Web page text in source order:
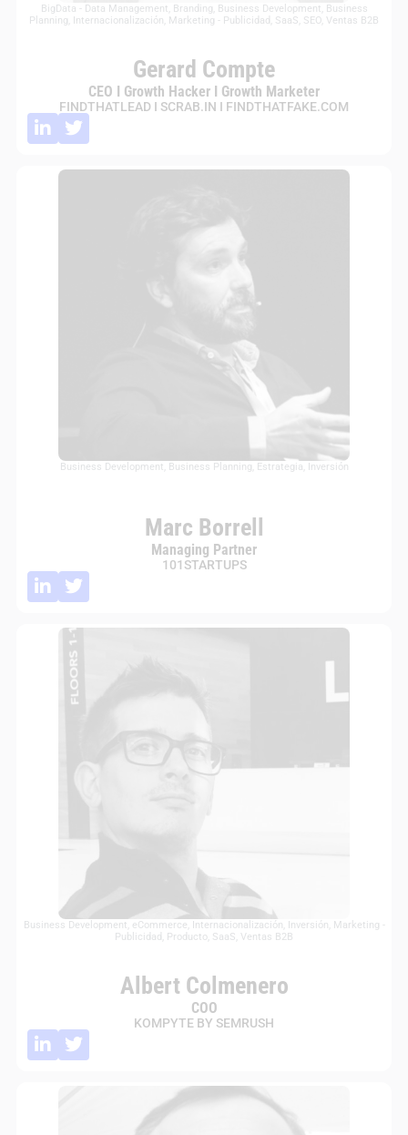
BigData - Data Management Branding Business Development
Business
Planning
Internacionalización Marketing - Publicidad SaaS SEO Ventas B2B
Gerard Compte
CEO I Growth Hacker I Growth Marketer
FINDTHATLEAD I SCRAB.IN I FINDTHATFAKE.COM
Business Development Business Planning Estrategia Inversión
Marc Borrell
Managing Partner
101STARTUPS
Business Development eCommerce Internacionalización Inversión
Marketing -
Publicidad
Producto SaaS Ventas B2B
Albert Colmenero
COO
KOMPYTE BY SEMRUSH